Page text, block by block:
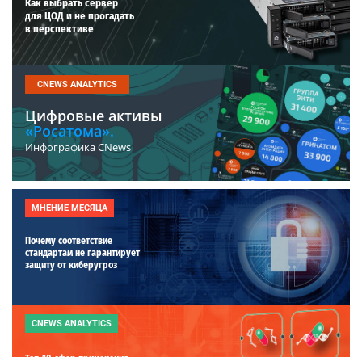
Как выбрать сервер
для ЦОД и не прогадать
в перспективе
CNEWS ANALYTICS
Цифровые активы
«Росатома».
Инфографика CNews
МНЕНИЕ МЕСЯЦА
Почему соответствие
стандартам не гарантирует
защиту от киберугроз
CNEWS ANALYTICS